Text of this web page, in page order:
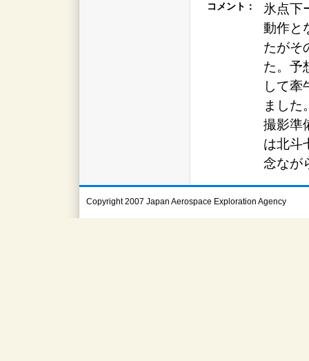
コメント：
氷点下
動作と
たがそ
た。予
して牽
ました
撮影準
は北斗
念なが
Copyright 2007 Japan Aerospace Exploration Agency